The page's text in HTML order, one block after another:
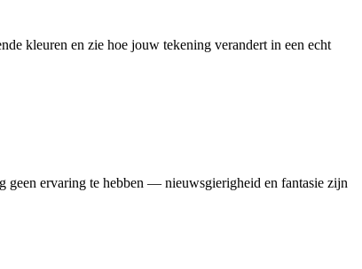
kleuren en zie hoe jouw tekening verandert in een echt
geen ervaring te hebben — nieuwsgierigheid en fantasie zijn